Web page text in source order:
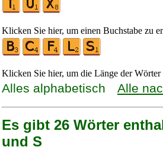
Klicken Sie hier, um einen Buchstabe zu
Klicken Sie hier, um die Länge der Wörter
Alles alphabetisch Alle
Es gibt 26 Wörter
und S